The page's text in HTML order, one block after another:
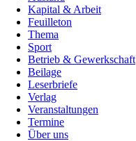
Kapital & Arbeit
Feuilleton
Thema
Sport
Betrieb & Gewerkschaft
Beilage
Leserbriefe
Verlag
Veranstaltungen
Termine
Über uns